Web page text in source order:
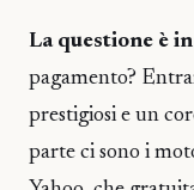
La questione è
pagamento?
prestigiosi e un
parte ci sono i